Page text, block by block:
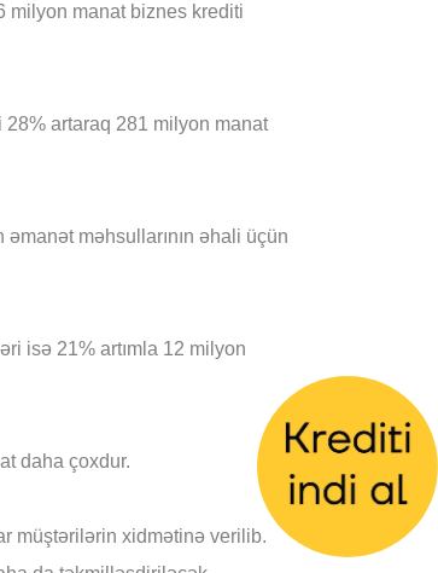
milyon manat biznes krediti
artaraq 281 milyon manat
məhsullarının əhali üçün
isə 21% artımla 12 milyon
daha çoxdur.
müştərilərin xidmətinə verilib.